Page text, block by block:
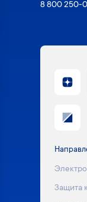
8 800 250-
Защита